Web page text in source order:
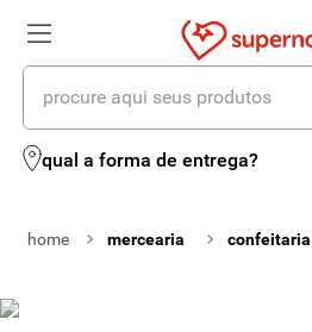
procure aqui seus produtos
qual a forma de entrega?
mercearia confeitaria
termos mais buscados
2º leite